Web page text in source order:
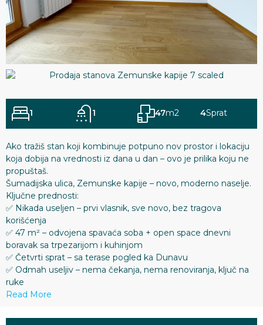
1 1 m2
47 Sprat
4
Ako tražiš stan koji kombinuje potpuno nov prostor i lokaciju
koja dobija na vrednosti iz dana u dan – ovo je prilika koju ne
propuštaš.
Šumadijska ulica, Zemunske kapije – novo, moderno naselje.
Ključne prednosti:
✅ Nikada useljen – prvi vlasnik, sve novo, bez tragova
korišćenja
✅ 47 m² – odvojena spavaća soba + open space dnevni
boravak sa trpezarijom i kuhinjom
✅ Četvrti sprat – sa terase pogled ka Dunavu
✅ Odmah useljiv – nema čekanja, nema renoviranja, ključ na
ruke
Read More